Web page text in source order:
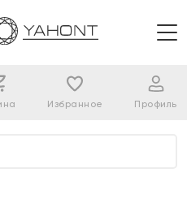
Избранное Профиль